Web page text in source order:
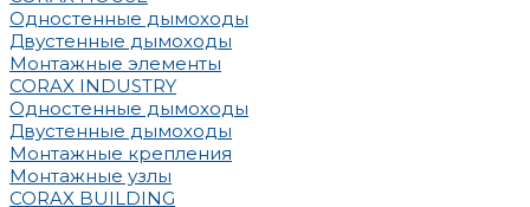
Одностенные дымоходы
Двустенные дымоходы
Монтажные элементы
CORAX INDUSTRY
Одностенные дымоходы
Двустенные дымоходы
Монтажные крепления
Монтажные узлы
CORAX BUILDING